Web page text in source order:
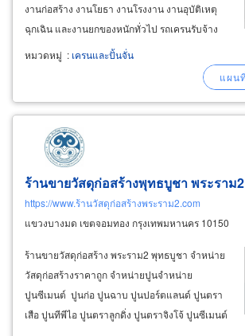
งานก่อสร้าง งานโยธา งานโรงงาน งานอุบัติเหตุ
ฉุกเฉิน และงานยกของหนักทั่วไป รถเครนรับจ้าง
สระบุรี เช่ารถเครนขนาด รถเครนขนาด 20 ตัน, 25
ตัน, 30 ตัน, 50 ตัน และ 80 ตัน ไปจนถึงรถเครนที่
หมวดหมู่ : เครนและปั้นจั่น
ร้านขายวัสดุก่อสร้างพุทธบูชา พระราม2
https://www.ร้านวัสดุก่อสร้างพระราม2.com
แขวงบางมด เขตจอมทอง กรุงเทพมหานคร 10150
ร้านขายวัสดุก่อสร้าง พระราม2 พุทธบูชา จำหน่าย
วัสดุก่อสร้างราคาถูก จำหน่ายปูนจำหน่าย
ปูนซีเมนต์ ปูนก่อ ปูนฉาบ ปูนปอร์ตแลนด์ ปูนตรา
เสือ ปูนทีพีไอ ปูนตราลูกดิ่ง ปูนตราจิงโจ้ ปูนซีเมนต์